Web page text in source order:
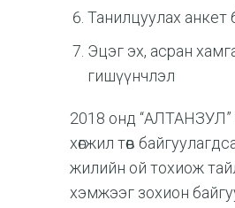
Танилцуулах анкет
Эцэг эх, асран
гишүүнчлэл
2018 онд “АЛТАНЗУЛ”
хөгжил төв
жилийн ой тохиож
хэмжээг зохион